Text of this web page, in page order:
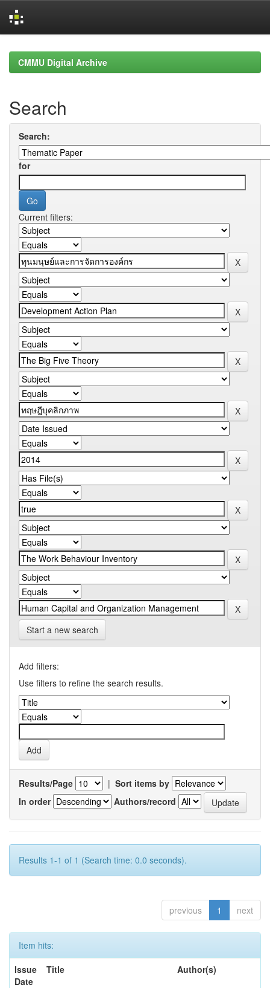
navigationCMMU Digital Archive
Search
Search:
for
Current filters:
Start a new search
Add filters:
Use filters to refine the search results.
Results/Page | Sort items by
In order
Authors/record
Results 1-1 of 1 (Search time: 0.0 seconds).
previous 1 next
Item hits:
Issue
Date
Title Author(s)